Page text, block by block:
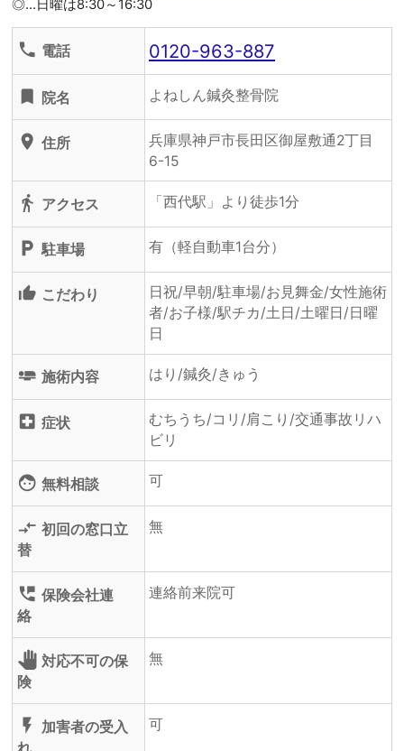
◎…日曜は8:30～16:30
phone 電話 0120-963-887
turned_in 院名 よねしん鍼灸整骨院
location_on 住所
兵庫県神戸市長田区御屋敷通2丁目
6-15
directions_walk アクセス 「西代駅」より徒歩1分
local_parking 駐車場 有（軽自動車1台分）
thumb_up_alt こだわり
日祝/早朝/駐車場/お見舞金/女性施術
者/お子様/駅チカ/土日/土曜日/日曜
日
airline_seat_flat 施術内容 はり/鍼灸/きゅう
local_hospital 症状
むちうち/コリ/肩こり/交通事故リハ
ビリ
face 無料相談 可
compare_arrows 初回の窓口立
替
無
perm_phone_msg 保険会社連
絡
連絡前来院可
pan_tool 対応不可の保
険
無
flash_on
加害者の受入
可